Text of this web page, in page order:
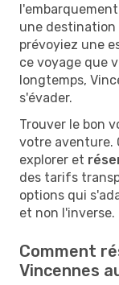
une destination
prévoyiez une
ce voyage que
longtemps,
s'évader.
Trouver le bon
votre aventure.
explorer et
des tarifs
options qui
et non l'inverse.
Comment
Vincennes